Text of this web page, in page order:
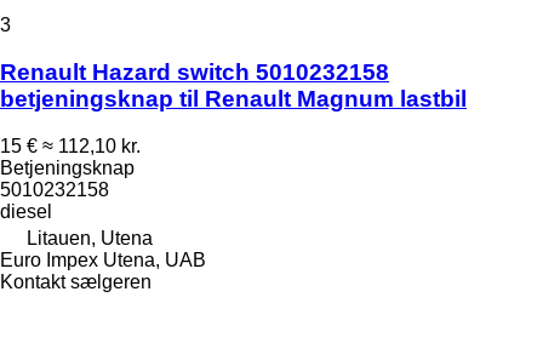
3
Renault Hazard switch 5010232158
betjeningsknap til Renault Magnum lastbil
15 € ≈ 112,10 kr.
Betjeningsknap
5010232158
diesel
Litauen, Utena
Euro Impex Utena, UAB
Kontakt sælgeren